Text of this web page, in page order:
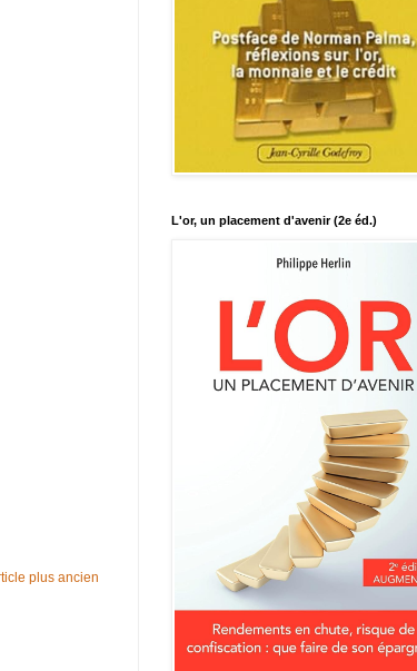
plus ancien
L'or, un placement d'avenir (2e éd.)